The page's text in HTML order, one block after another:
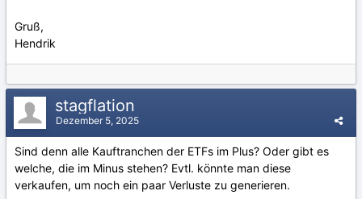
Gruß,
Hendrik
stagflation
Dezember 5, 2025
Sind denn alle Kauftranchen der ETFs im Plus? Oder gibt es
welche, die im Minus stehen? Evtl. könnte man diese
verkaufen, um noch ein paar Verluste zu generieren.